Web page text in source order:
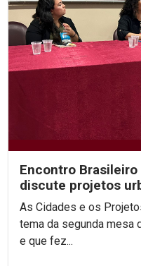
Encontro
discute projetos
As Cidades e os
tema da segunda mesa
e que fez...